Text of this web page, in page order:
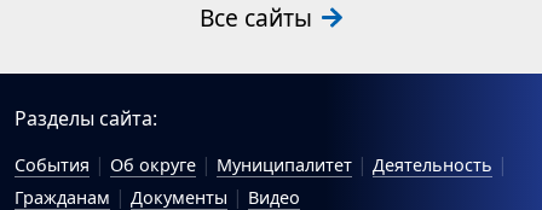
Все сайты
Разделы сайта:
События Об округе Муниципалитет
Деятельность
Гражданам
Документы Видео